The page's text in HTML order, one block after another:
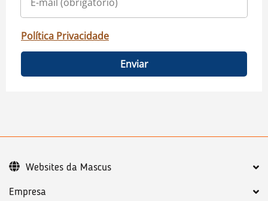
Política Privacidade
Enviar
Empresa
Websites da Mascus